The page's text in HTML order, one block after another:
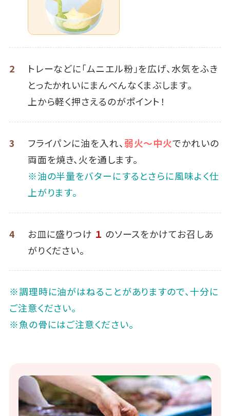
2
トレーなどに「ムニエル粉」を広げ、水気をふき
とったかれいにまんべんなくまぶします。
上から軽く押さえるのがポイント！
3 フライパンに油を入れ、弱火～中火でかれいの
両面を焼き、火を通します。
※油の半量をバターにするとさらに風味よく仕
上がります。
4 お皿に盛りつけ １ のソースをかけてお召しあ
がりください。
※調理時に油がはねることがありますので、十分に
ご注意ください｡
※魚の骨にはご注意ください。